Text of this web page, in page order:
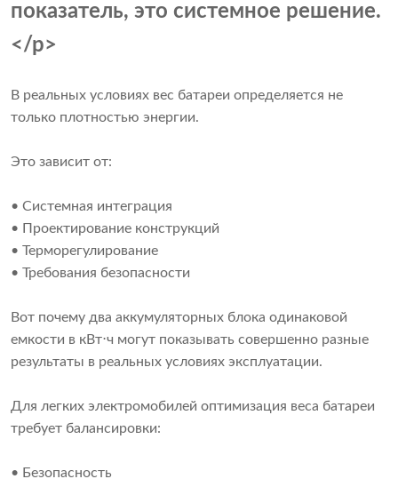
показатель, это системное решение.
</p>
В реальных условиях вес батареи определяется не
только плотностью энергии.
Это зависит от:
• Системная интеграция
• Проектирование конструкций
• Терморегулирование
• Требования безопасности
Вот почему два аккумуляторных блока одинаковой
емкости в кВт⋅ч могут показывать совершенно разные
результаты в реальных условиях эксплуатации.
Для легких электромобилей оптимизация веса батареи
требует балансировки:
• Безопасность